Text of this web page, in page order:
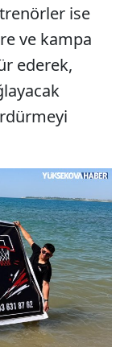
ise
ve kampa
ederek,